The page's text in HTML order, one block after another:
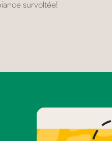
survoltée!